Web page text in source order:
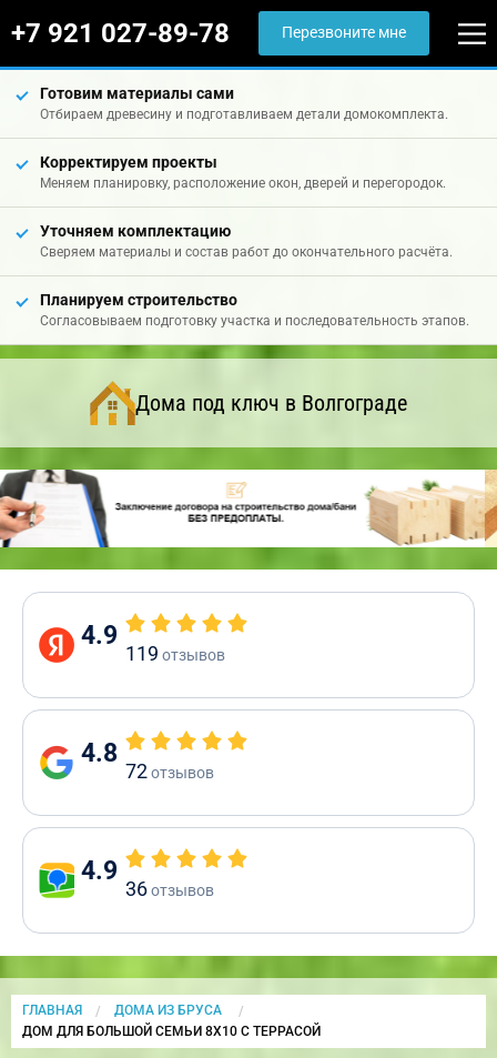
+7 921 027-89-78 Перезвоните мне
Готовим материалы сами
Отбираем древесину и подготавливаем детали домокомплекта.
Корректируем проекты
Меняем планировку, расположение окон, дверей и перегородок.
Уточняем комплектацию
Сверяем материалы и состав работ до окончательного расчёта.
Планируем строительство
Согласовываем подготовку участка и последовательность этапов.
Дома под ключ в Волгограде
4.9
119 отзывов
4.8
72отзывов
4.9
36отзывов
ГЛАВНАЯ
ДОМА ИЗ БРУСА
CURRENT:
ДОМ ДЛЯ БОЛЬШОЙ СЕМЬИ 8Х10 С ТЕРРАСОЙ